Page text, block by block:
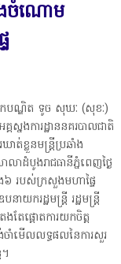
ងចំណោម
កបណ្ឌិត ទូច សុឃៈ (សុខៈ)
ស្នងការដ្ឋាននគរបាលជាតិ
ត់ខ្លួនមន្ត្រីប្រឆាំង
ដំបូងរាជធានីភ្នំពេញថ្ងៃ
របស់ក្រសួងមហាផ្ទៃ
រដ្ឋមន្ត្រី រដ្ឋមន្ត្រី
តែផ្តោតការយកចិត្ត
ាំមើលលទ្ធផលនៃការសួរ